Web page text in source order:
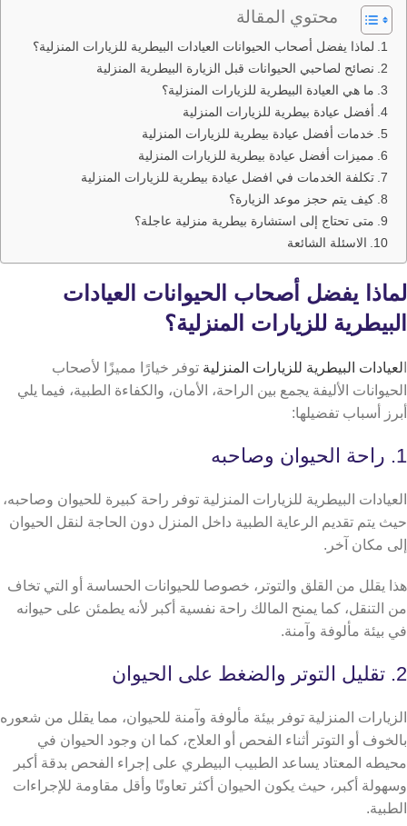
محتوي المقالة
لماذا يفضل أصحاب الحيوانات العيادات البيطرية للزيارات المنزلية؟
نصائح لصاحبي الحيوانات قبل الزيارة البيطرية المنزلية
ما هي العيادة البيطرية للزيارات المنزلية؟
أفضل عيادة بيطرية للزيارات المنزلية
خدمات أفضل عيادة بيطرية للزيارات المنزلية
مميزات أفضل عيادة بيطرية للزيارات المنزلية
تكلفة الخدمات في افضل عيادة بيطرية للزيارات المنزلية
كيف يتم حجز موعد الزيارة؟
متى تحتاج إلى استشارة بيطرية منزلية عاجلة؟
الاسئلة الشائعة
لماذا يفضل أصحاب الحيوانات العيادات
البيطرية للزيارات المنزلية؟
لعيادات البيطرية للزيارات المنزلية توفر خيارًا مميزًا لأصحاب
الحيوانات الأليفة يجمع بين الراحة، الأمان، والكفاءة الطبية، فيما يلي
أبرز أسباب تفضيلها:
1. راحة الحيوان وصاحبه
العيادات البيطرية للزيارات المنزلية توفر راحة كبيرة للحيوان وصاحبه،
حيث يتم تقديم الرعاية الطبية داخل المنزل دون الحاجة لنقل الحيوان
إلى مكان آخر.
هذا يقلل من القلق والتوتر، خصوصا للحيوانات الحساسة أو التي تخاف
من التنقل، كما يمنح المالك راحة نفسية أكبر لأنه يطمئن على حيوانه
في بيئة مألوفة وآمنة.
2. تقليل التوتر والضغط على الحيوان
الزيارات المنزلية توفر بيئة مألوفة وآمنة للحيوان، مما يقلل من شعوره
بالخوف أو التوتر أثناء الفحص أو العلاج، كما ان وجود الحيوان في
محيطه المعتاد يساعد الطبيب البيطري على إجراء الفحص بدقة أكبر
وسهولة أكبر، حيث يكون الحيوان أكثر تعاونًا وأقل مقاومة للإجراءات
الطبية.